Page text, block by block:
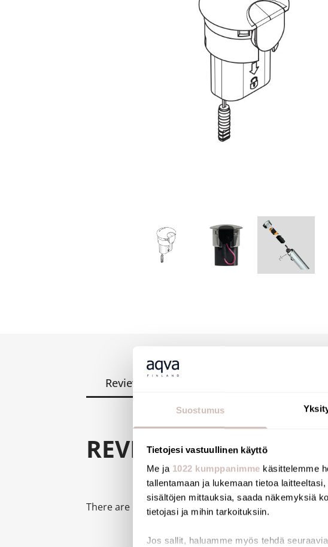
Suostumus
Tietojesi vastuullinen käyttö
Me ja 1022 kumppanimme käsittelemme
tallentamaan ja lukemaan tietoa
sisältöjen mittauksia, saada näkemyksiä
tietojasi ja mihin tarkoituksiin.
Jos sallit, haluamme myös tehdä
Reviews
REVIEWS
There are no reviews for this product yet. Log in